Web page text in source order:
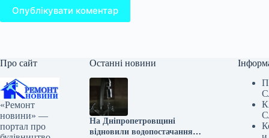
Опублікувати коментар
Про сайт
«Ремонт
новини» —
портал про
Останні новини
На Дніпропетровщині
відновили водопостачання